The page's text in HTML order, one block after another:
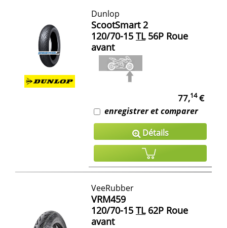
Dunlop
ScootSmart 2
120/70-15 TL56P Roue
avant
77,14€
enregistrer et comparer
Détails
VeeRubber
VRM459
120/70-15 TL62P Roue
avant